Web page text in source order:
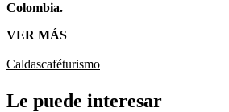
Colombia.
VER MÁS
Caldascaféturismo
Le puede interesar